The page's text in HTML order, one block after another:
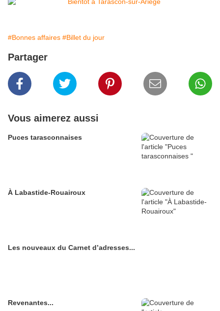
#Bonnes affaires #Billet du jour
Partager
Vous aimerez aussi
Puces tarasconnaises
À Labastide-Rouairoux
Les nouveaux du Carnet d’adresses...
Revenantes...